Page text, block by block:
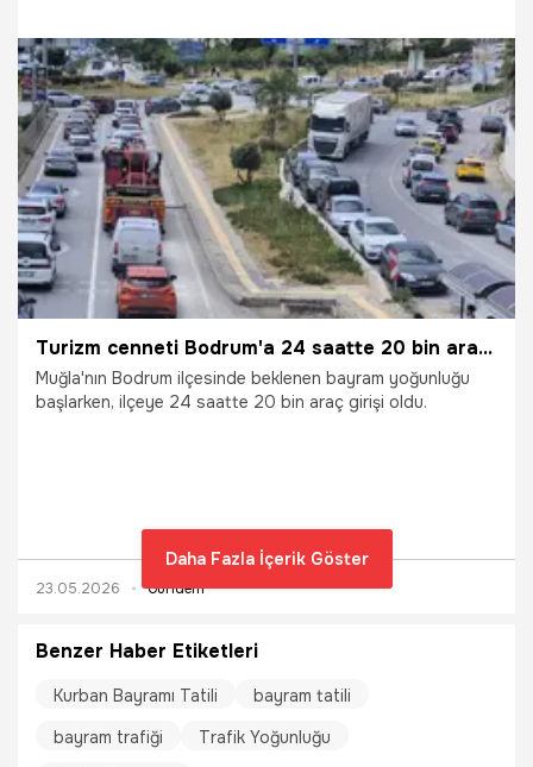
23.05.2026 Vatan TV
Turizm cenneti Bodrum'a 24 saatte 20 bin araç giriş yaptı
Muğla'nın Bodrum ilçesinde beklenen bayram yoğunluğu
başlarken, ilçeye 24 saatte 20 bin araç girişi oldu.
23.05.2026 Gündem
Daha Fazla İçerik Göster
Benzer Haber Etiketleri
Kurban Bayramı Tatili
bayram tatili
bayram trafiği
Trafik Yoğunluğu